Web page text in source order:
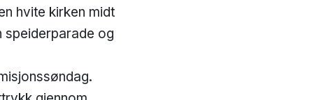
hvite kirken midt
speiderparade og